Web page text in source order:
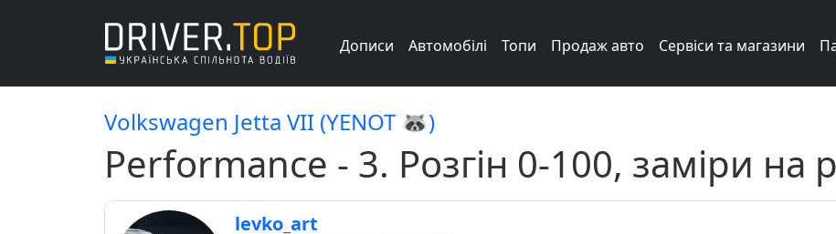
Дописи Автомобілі Топи Продаж авто Сервіси та магазини
Volkswagen Jetta VII (YENOT 🦝)
Performance - 3. Розгін 0-100, заміри на
levko_art